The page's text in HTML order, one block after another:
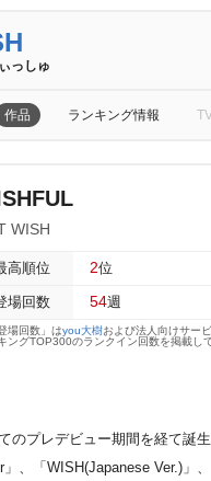
っしゅ
作品 ランキング情報
WISH
高順位 2位
場回数 54週
場回数」はyou大樹および法人向けサービ
ングTOP300のランクイン回数を掲載し
のプレデビュー期間を経て誕
、「WISH(Japanese Ver.)」